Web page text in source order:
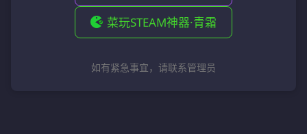
菜玩STEAM神器·青霜
如有紧急事宜，请联系管理员